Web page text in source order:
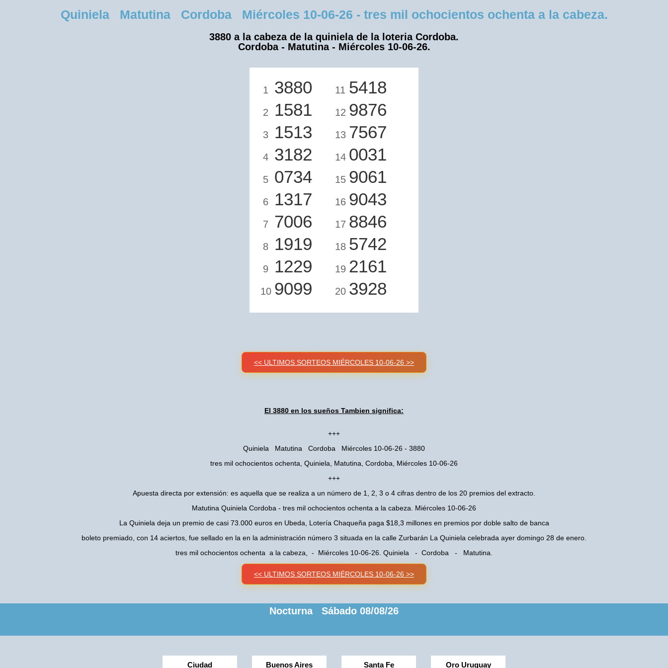
Quiniela Matutina Cordoba Miércoles 10-06-26 - tres mil ochocientos ochenta a la cabeza.
3880 a la cabeza de la quiniela de la loteria Cordoba.
Cordoba - Matutina - Miércoles 10-06-26.
1 3880
2 1581
3 1513
4 3182
5 0734
6 1317
7 7006
8 1919
9 1229
10 9099
11 5418
12 9876
13 7567
14 0031
15 9061
16 9043
17 8846
18 5742
19 2161
20 3928
<< ULTIMOS SORTEOS MIÉRCOLES 10-06-26 >>
El 3880 en los sueños Tambien significa:
+++
Quiniela Matutina Cordoba Miércoles 10-06-26 - 3880
tres mil ochocientos ochenta, Quiniela, Matutina, Cordoba, Miércoles 10-06-26
+++
Apuesta directa por extensión: es aquella que se realiza a un número de 1, 2, 3 o 4 cifras dentro de los 20 premios del extracto.
Matutina Quiniela Cordoba - tres mil ochocientos ochenta a la cabeza. Miércoles 10-06-26
La Quiniela deja un premio de casi 73.000 euros en Ubeda, Lotería Chaqueña paga $18,3 millones en premios por doble salto de banca
boleto premiado, con 14 aciertos, fue sellado en la en la administración número 3 situada en la calle Zurbarán La Quiniela celebrada ayer domingo 28 de enero.
tres mil ochocientos ochenta a la cabeza, - Miércoles 10-06-26. Quiniela - Cordoba - Matutina.
<< ULTIMOS SORTEOS MIÉRCOLES 10-06-26 >>
Nocturna Sábado 08/08/26
Ciudad Buenos Aires Santa Fe Oro Uruguay